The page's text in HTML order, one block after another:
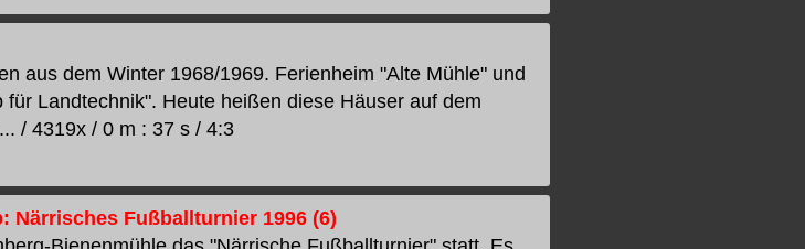
aus dem Winter 1968/1969. Ferienheim "Alte Mühle" und
Landtechnik". Heute heißen diese Häuser auf dem
/ 4319x / 0 m : 37 s / 4:3
Närrisches Fußballturnier 1996 (6)